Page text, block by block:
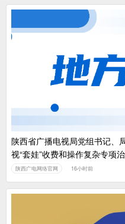
陕西省广播电视局党组书记、
视“套娃”收费和操作复杂专项
陕西广电网络官网 16小时前